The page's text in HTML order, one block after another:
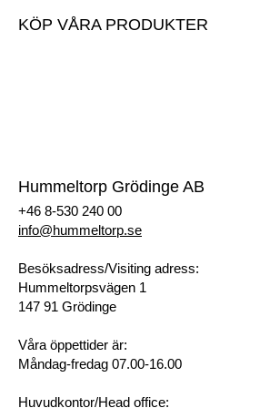
Hummeltorp Grödinge AB
+46 8-530 240 00
info@hummeltorp.se
Besöksadress/Visiting adress:
Hummeltorpsvägen 1
147 91 Grödinge
Våra öppettider är:
Måndag-fredag 07.00-16.00
Huvudkontor/Head office:
KÖP VÅRA PRODUKTER